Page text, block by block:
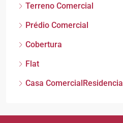
Terreno Comercial
Prédio Comercial
Cobertura
Flat
Casa ComercialResidencial